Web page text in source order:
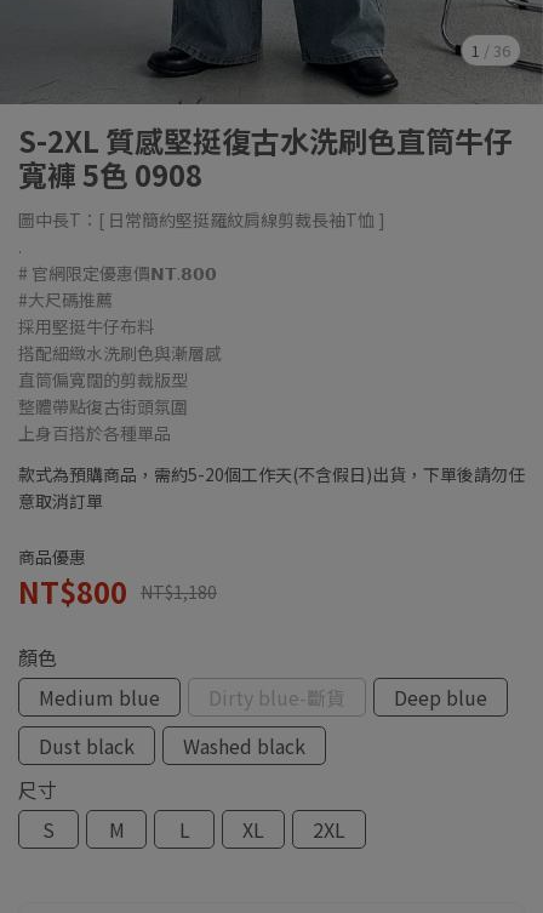
1 / 36
S-2XL 質感堅挺復古水洗刷色直筒牛仔
寬褲 5色 0908
圖中長T：[ 日常簡約堅挺羅紋肩線剪裁長袖T恤 ]
.
# 官網限定優惠價𝗡𝗧.𝟴𝟬𝟬
#大尺碼推薦
採用堅挺牛仔布料
搭配細緻水洗刷色與漸層感
直筒偏寬闊的剪裁版型
整體帶點復古街頭氛圍
上身百搭於各種單品
款式為預購商品，需約5-20個工作天(不含假日)出貨，下單後請勿任
意取消訂單
商品優惠
NT$800 NT$1,180
顏色
Medium blue
Dirty blue-斷貨
Deep blue
Dust black
Washed black
尺寸
S
M L XL 2XL